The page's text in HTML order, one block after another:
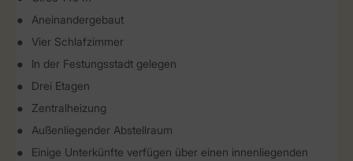
Aneinandergebaut
Vier Schlafzimmer
In der Festungsstadt gelegen
Drei Etagen
Zentralheizung
Außenliegender Abstellraum
Einige Unterkünfte verfügen über einen innenliegenden